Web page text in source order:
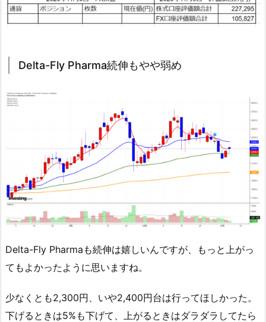
Delta-Fly Pharma続伸もやや弱め
Delta-Fly Pharmaも続伸は嬉しいんですが、もっと上がっ
てもよかったように思いますね。
少なくとも2,300円、いや2,400円台は行ってほしかった。
下げるときは5%も下げて、上がるときはダラダラしてたら